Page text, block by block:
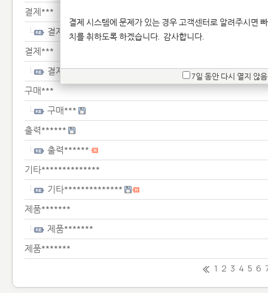
결제***
결제***
결제***
결제***
구매***
구매***
출력******
출력******
기타**************
기타**************
제품*******
제품*******
제품*******
1 2 3 4 5 6
결제 시스템에 문제가 있는 경우 고객센터로 알려주시면
치를 취하도록 하겠습니다. 감사합니다.
7일 동안 다시 열지 않음